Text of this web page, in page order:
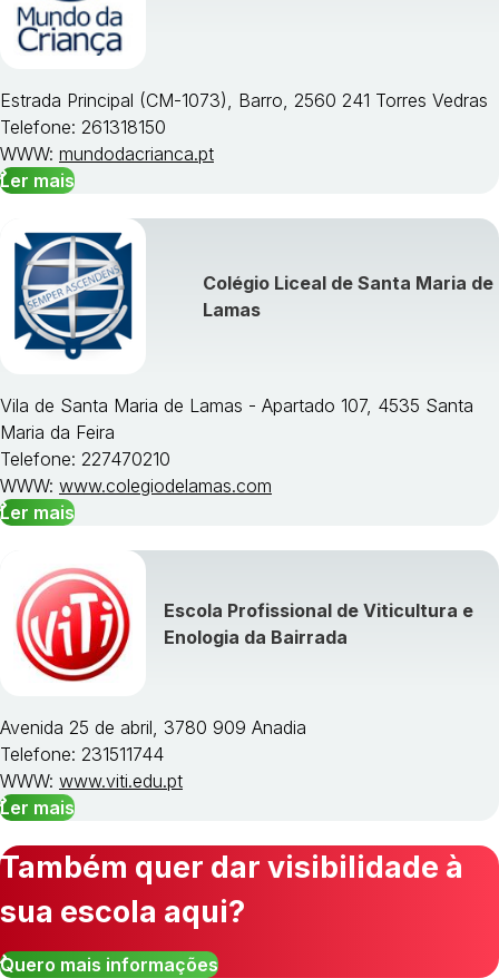
Estrada Principal (CM-1073), Barro, 2560 241 Torres Vedras
Telefone: 261318150
WWW: mundodacrianca.pt
Ler mais
Colégio Liceal de Santa Maria de
Lamas
Vila de Santa Maria de Lamas - Apartado 107, 4535 Santa
Maria da Feira
Telefone: 227470210
WWW: www.colegiodelamas.com
Ler mais
Escola Profissional de Viticultura e
Enologia da Bairrada
Avenida 25 de abril, 3780 909 Anadia
Telefone: 231511744
WWW: www.viti.edu.pt
Ler mais
Também quer dar visibilidade à
sua escola aqui?
Quero mais informações